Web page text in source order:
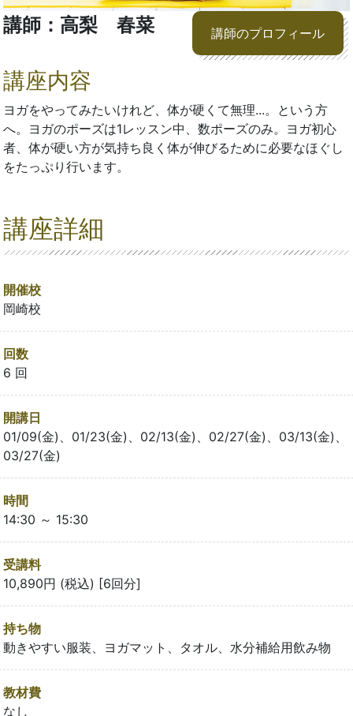
講師：高梨 春菜 講師のプロフィール
講座内容
ヨガをやってみたいけれど、体が硬くて無理...。という方
へ。ヨガのポーズは1レッスン中、数ポーズのみ。ヨガ初心
者、体が硬い方が気持ち良く体が伸びるために必要なほぐし
をたっぷり行います。
講座詳細
開催校
岡崎校
回数
6 回
開講日
01/09(金)、01/23(金)、02/13(金)、02/27(金)、03/13(金)、
03/27(金)
時間
14:30 ～ 15:30
受講料
10,890円 (税込) [6回分]
持ち物
動きやすい服装、ヨガマット、タオル、水分補給用飲み物
教材費
なし